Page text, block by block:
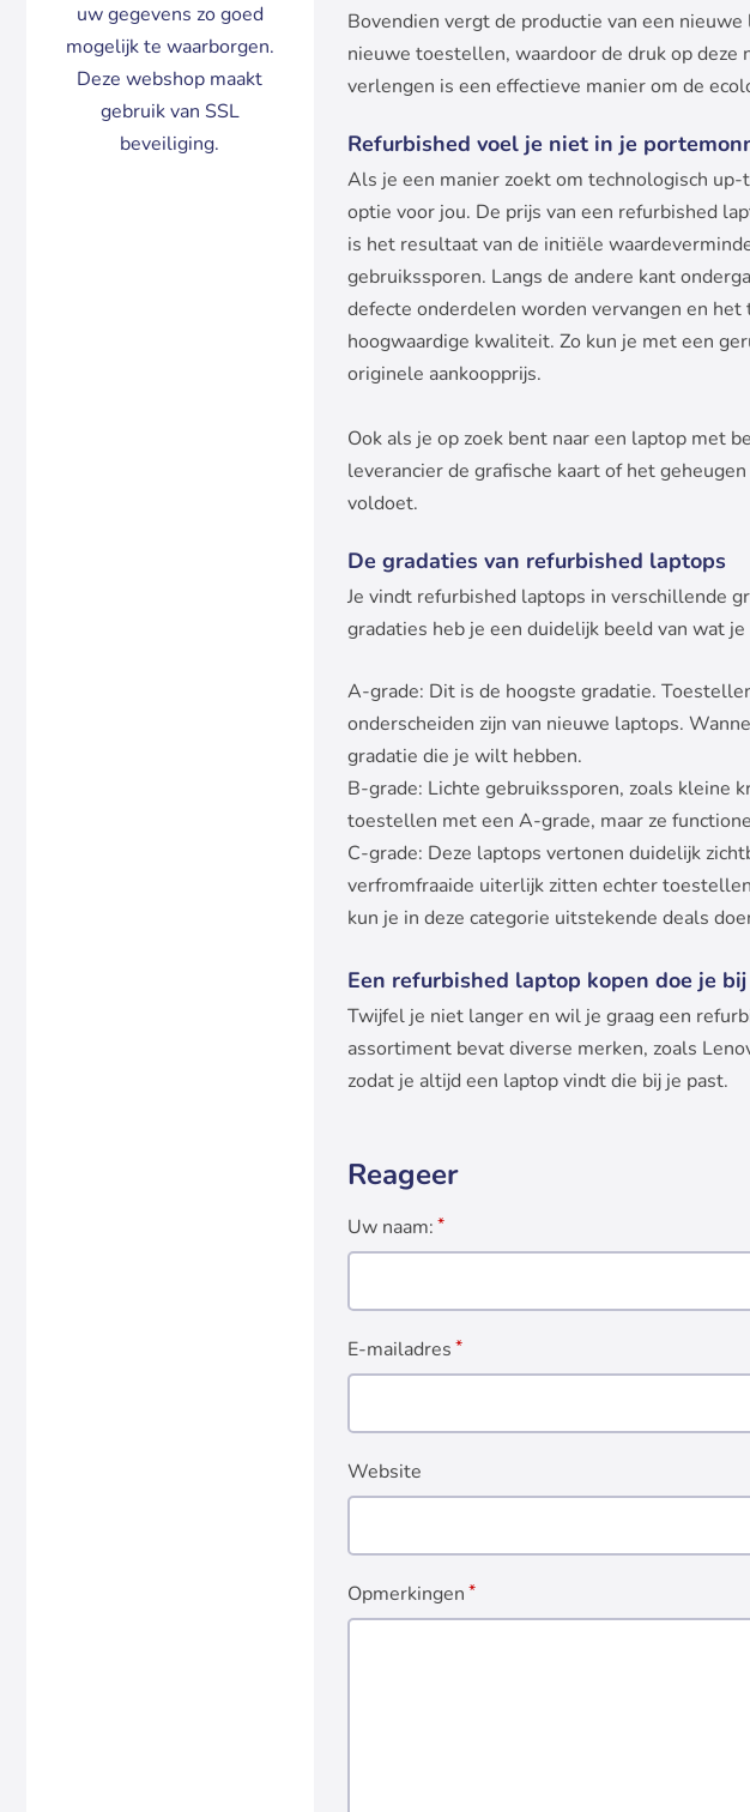
uw gegevens zo goed
mogelijk te waarborgen.
Deze webshop maakt
gebruik van SSL
beveiliging.
Bovendien vergt de productie van een
nieuwe toestellen, waardoor de druk op
verlengen is een effectieve manier om de
Refurbished voel je niet in je
Als je een manier zoekt om technologisch
optie voor jou. De prijs van een refurbished
is het resultaat van de initiële
gebruikssporen. Langs de andere kant
defecte onderdelen worden vervangen en
hoogwaardige kwaliteit. Zo kun je met een
originele aankoopprijs.
Ook als je op zoek bent naar een laptop met
leverancier de grafische kaart of het
voldoet.
De gradaties van refurbished laptops
Je vindt refurbished laptops in verschillende
gradaties heb je een duidelijk beeld van wat
A-grade: Dit is de hoogste gradatie.
onderscheiden zijn van nieuwe laptops.
gradatie die je wilt hebben.
B-grade: Lichte gebruikssporen, zoals kleine
toestellen met een A-grade, maar ze
C-grade: Deze laptops vertonen duidelijk
verfromfraaide uiterlijk zitten echter
kun je in deze categorie uitstekende deals
Een refurbished laptop kopen doe je
Twijfel je niet langer en wil je graag een
assortiment bevat diverse merken, zoals
zodat je altijd een laptop vindt die bij je past.
Reageer
Uw naam:
E-mailadres
Website
Opmerkingen